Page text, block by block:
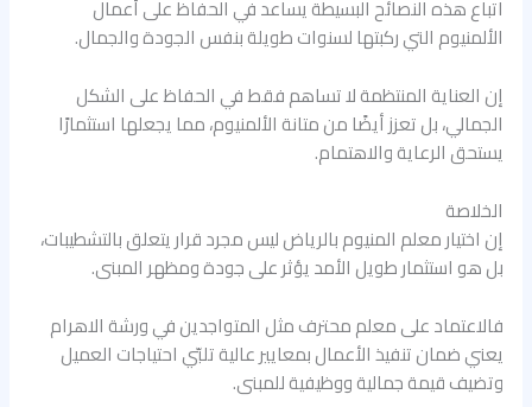
اتباع هذه النصائح البسيطة يساعد في الحفاظ على أعمال
الألمنيوم التي ركبتها لسنوات طويلة بنفس الجودة والجمال.
إن العناية المنتظمة لا تساهم فقط في الحفاظ على الشكل
الجمالي، بل تعزز أيضًا من متانة الألمنيوم، مما يجعلها استثمارًا
يستحق الرعاية والاهتمام.
الخلاصة
إن اختيار معلم المنيوم بالرياض ليس مجرد قرار يتعلق بالتشطيبات،
بل هو استثمار طويل الأمد يؤثر على جودة ومظهر المبنى.
فالاعتماد على معلم محترف مثل المتواجدين في ورشة الاهرام
يعني ضمان تنفيذ الأعمال بمعايير عالية تلبّي احتياجات العميل
وتضيف قيمة جمالية ووظيفية للمبنى.